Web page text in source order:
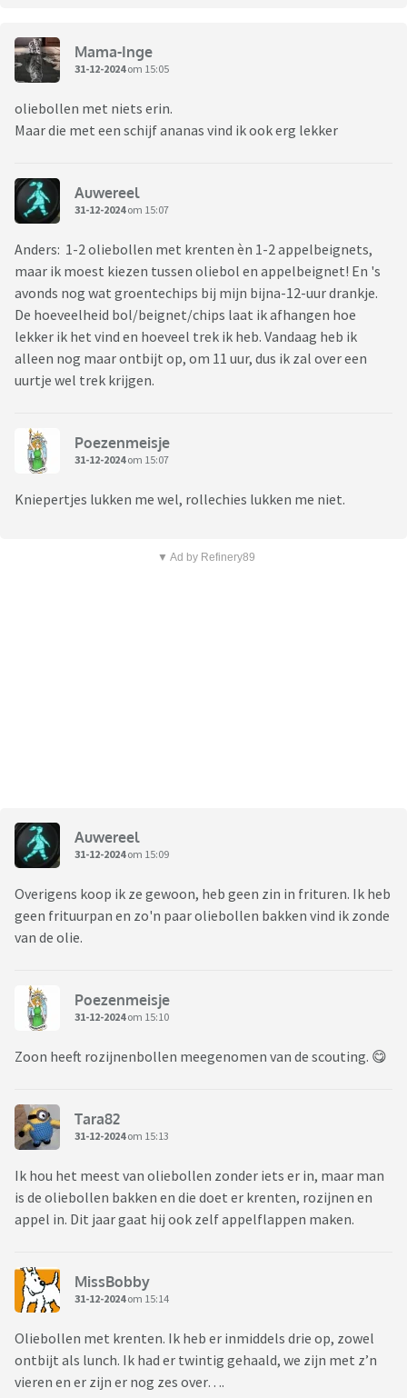
Mama-Inge
31-12-2024om 15:05
oliebollen met niets erin.
Maar die met een schijf ananas vind ik ook erg lekker
Auwereel
31-12-2024om 15:07
Anders: 1-2 oliebollen met krenten èn 1-2 appelbeignets,
maar ik moest kiezen tussen oliebol en appelbeignet! En 's
avonds nog wat groentechips bij mijn bijna-12-uur drankje.
De hoeveelheid bol/beignet/chips laat ik afhangen hoe
lekker ik het vind en hoeveel trek ik heb. Vandaag heb ik
alleen nog maar ontbijt op, om 11 uur, dus ik zal over een
uurtje wel trek krijgen.
Poezenmeisje
31-12-2024om 15:07
Kniepertjes lukken me wel, rollechies lukken me niet.
▼ Ad by Refinery89
Auwereel
31-12-2024om 15:09
Overigens koop ik ze gewoon, heb geen zin in frituren. Ik heb
geen frituurpan en zo'n paar oliebollen bakken vind ik zonde
van de olie.
Poezenmeisje
31-12-2024om 15:10
Zoon heeft rozijnenbollen meegenomen van de scouting. 😋
Tara82
31-12-2024om 15:13
Ik hou het meest van oliebollen zonder iets er in, maar man
is de oliebollen bakken en die doet er krenten, rozijnen en
appel in. Dit jaar gaat hij ook zelf appelflappen maken.
MissBobby
31-12-2024om 15:14
Oliebollen met krenten. Ik heb er inmiddels drie op, zowel
ontbijt als lunch. Ik had er twintig gehaald, we zijn met z’n
vieren en er zijn er nog zes over….